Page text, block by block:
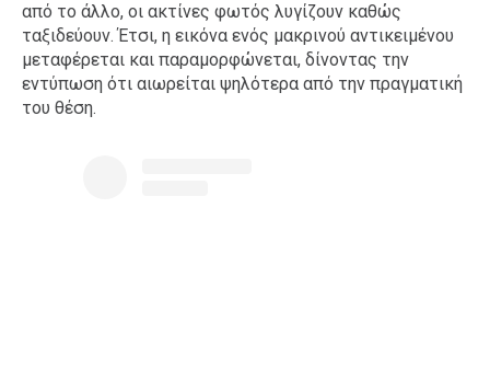
από το άλλο, οι ακτίνες φωτός λυγίζουν καθώς
ταξιδεύουν. Έτσι, η εικόνα ενός μακρινού αντικειμένου
μεταφέρεται και παραμορφώνεται, δίνοντας την
εντύπωση ότι αιωρείται ψηλότερα από την πραγματική
του θέση.